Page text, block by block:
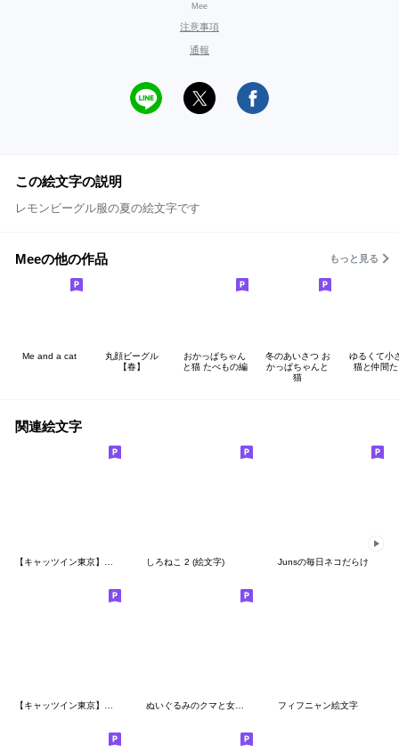
Mee
注意事項
通報
この絵文字の説明
レモンビーグル服の夏の絵文字です
Meeの他の作品 もっと見る
Me and a cat
丸顔ビーグル
【春】
おかっぱちゃん
と猫 たべもの編
冬のあいさつ お
かっぱちゃんと
猫
ゆるくて小
猫と仲間
関連絵文字
しろねこ 2 (絵文字) Junsの毎日ネコだらけ
【キャッツイン東京】人気猫絵文字♪第2弾 ぬいぐるみのクマと女の子のかわいい絵文字 フィフニャン絵文字